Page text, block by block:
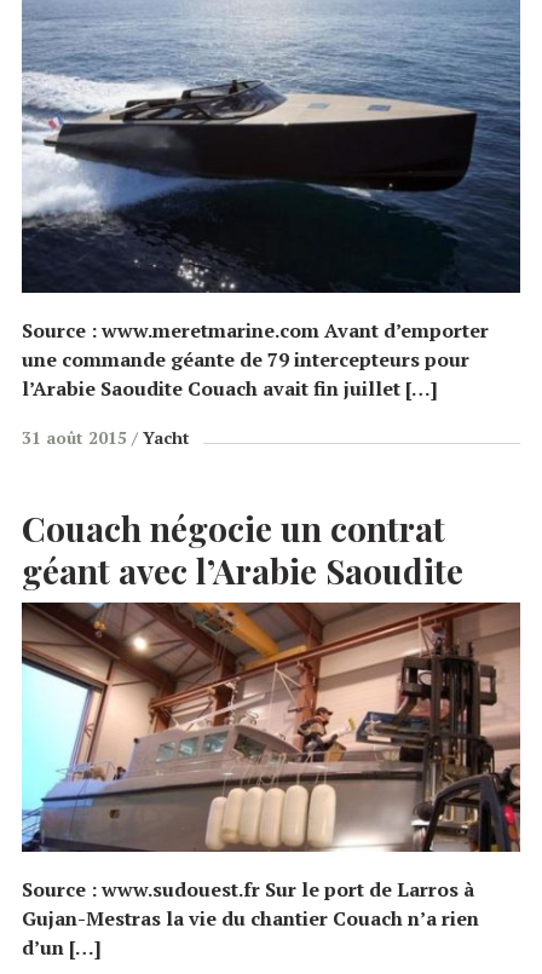
Source : www.meretmarine.com Avant d’emporter
une commande géante de 79 intercepteurs pour
l’Arabie Saoudite Couach avait fin juillet […]
31 août 2015 Yacht
Couach négocie un contrat
géant avec l’Arabie Saoudite
Source : www.sudouest.fr Sur le port de Larros à
Gujan-Mestras la vie du chantier Couach n’a rien
d’un […]